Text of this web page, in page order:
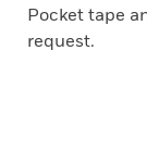
Pocket tape
request.